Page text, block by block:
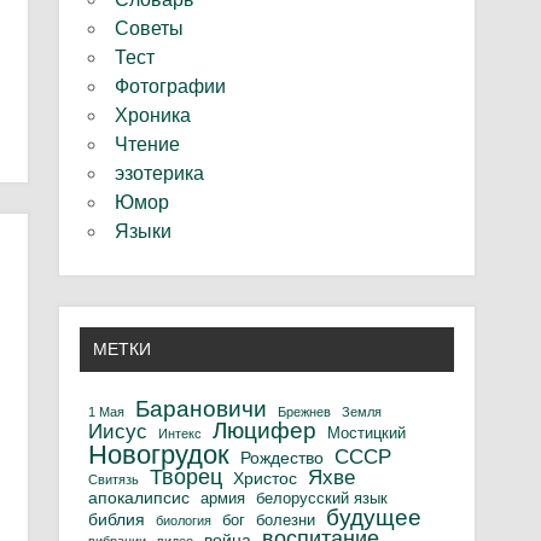
Советы
Тест
Фотографии
Хроника
Чтение
эзотерика
Юмор
Языки
МЕТКИ
1 Мая Барановичи Брежнев Земля
Иисус Интекс Люцифер Мостицкий
Новогрудок Рождество СССР
Свитязь Творец Христос Яхве
апокалипсис армия белорусский язык
библия биология бог болезни будущее